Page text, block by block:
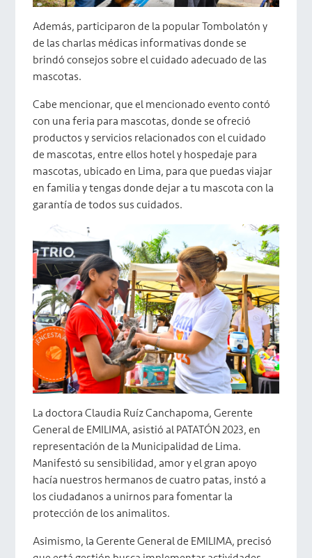
Además, participaron de la popular Tombolatón y
de las charlas médicas informativas donde se
brindó consejos sobre el cuidado adecuado de las
mascotas.
Cabe mencionar, que el mencionado evento contó
con una feria para mascotas, donde se ofreció
productos y servicios relacionados con el cuidado
de mascotas, entre ellos hotel y hospedaje para
mascotas, ubicado en Lima, para que puedas viajar
en familia y tengas donde dejar a tu mascota con la
garantía de todos sus cuidados.
La doctora Claudia Ruíz Canchapoma, Gerente
General de EMILIMA, asistió al PATATÓN 2023, en
representación de la Municipalidad de Lima.
Manifestó su sensibilidad, amor y el gran apoyo
hacía nuestros hermanos de cuatro patas, instó a
los ciudadanos a unirnos para fomentar la
protección de los animalitos.
Asimismo, la Gerente General de EMILIMA, precisó